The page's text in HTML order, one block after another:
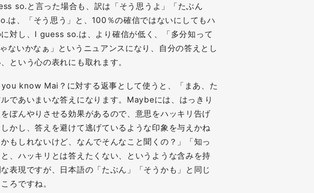
so.と言った場合も、訳は「そう思うよ」「たぶん
は、「そう思う」と、100％の確信ではないにしてもハ
対し、I guess so.は、より確信が低く、「多分知って
ないかなぁ」というニュアンスになり、自分の答えとし
という心の表れにも取れます。
know Mai？に対する返事として使うと、「まあ、た
であいまいな答えになります。Maybeには、はっきり
ぼんやりさせる効果があるので、意思をハッキリ告げ
かし、答えを避けて逃げているような印象を与えかね
もしれないけど、なんでそんなこと聞くの？」「知っ
、ハッキリとは答えたくない、というような含みを持
表現ですが、日本語の「たぶん」「そうかも」と同じ
ろですね。